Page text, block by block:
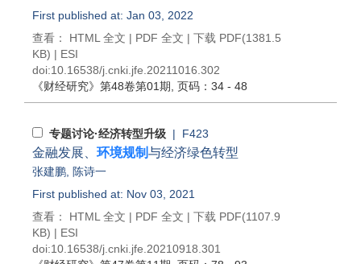
First published at: Jan 03, 2022
查看： HTML 全文 | PDF 全文 | 下载 PDF(1381.5
KB) | ESI
doi:10.16538/j.cnki.jfe.20211016.302
《财经研究》 第48卷第01期 , 页码：34 - 48
专题讨论·经济转型升级 | F423
金融发展、 环境规制与经济绿色转型
张建鹏
陈诗一
First published at: Nov 03, 2021
查看： HTML 全文 | PDF 全文 | 下载 PDF(1107.9
KB) | ESI
doi:10.16538/j.cnki.jfe.20210918.301